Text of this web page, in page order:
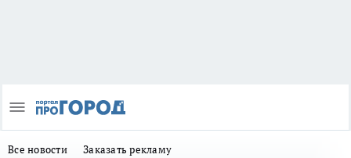
Все новости Заказать рекламу